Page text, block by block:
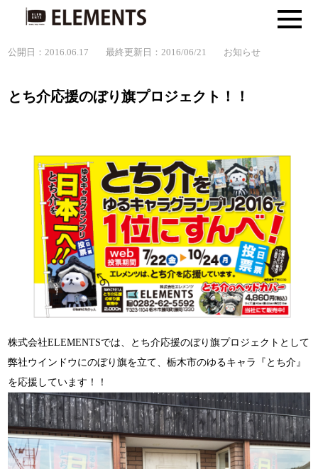
公開日：2016.06.17 最終更新日：2016/06/21 お知らせ
とち介応援のぼり旗プロジェクト！！
株式会社ELEMENTSでは、とち介応援のぼり旗プロジェクトとして
弊社ウインドウにのぼり旗を立て、栃木市のゆるキャラ『とち介』
を応援しています！！